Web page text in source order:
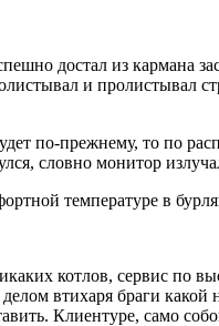
достал из кармана
и пролистывал
по-прежнему, то по
словно монитор
температуре в
котлов, сервис по
втихаря браги
Клиентуре, само